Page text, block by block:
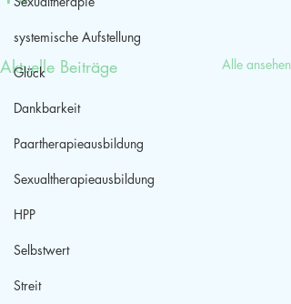
systemische Aufstellung
Glück
Dankbarkeit
Paartherapieausbildung
Sexualtherapieausbildung
HPP
Selbstwert
Streit
Aktuelle Beiträge Alle ansehen